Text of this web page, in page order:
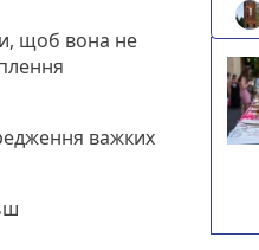
щоб вона не
важких